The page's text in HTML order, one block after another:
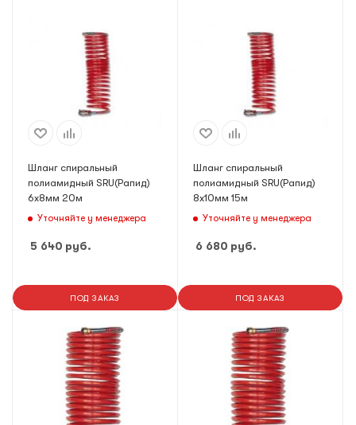
Шланг спиральный
полиамидный SRU(Рапид)
6х8мм 20м
Уточняйте у менеджера
5 640 руб.
ПОД ЗАКАЗ
Шланг спиральный
полиамидный SRU(Рапид)
8х10мм 15м
Уточняйте у менеджера
6 680 руб.
ПОД ЗАКАЗ